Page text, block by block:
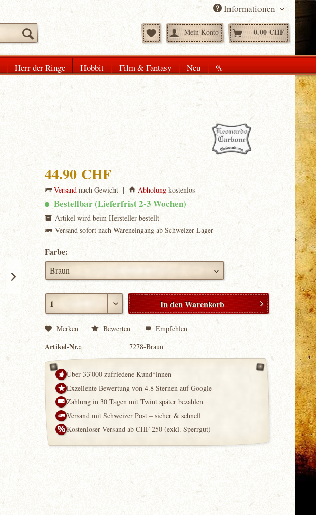
Informationen
Mein Konto 0.00 CHF
Herr der Ringe Hobbit Film & Fantasy Neu %
44.90 CHF
Versand nach Gewicht | Abholung kostenlos
Bestellbar (Lieferfrist 2-3 Wochen)
Artikel wird beim Hersteller bestellt
Versand sofort nach Wareneingang ab Schweizer Lager
Farbe:
In denWarenkorb
Merken Bewerten Empfehlen
Artikel-Nr.: 7278-Braun
Über 33'000 zufriedene Kund*innen
Exzellente Bewertung von 4.8 Sternen auf Google
Zahlung in 30 Tagen mit Twint später bezahlen
Versand mit Schweizer Post – sicher & schnell
Kostenloser Versand ab CHF 250 (exkl. Sperrgut)